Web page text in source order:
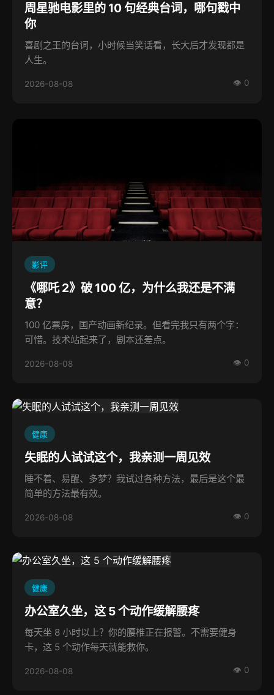
周星驰电影里的 10 句经典台词，哪句戳中
你
喜剧之王的台词，小时候当笑话看，长大后才发现都是
人生。
2026-08-08 👁 0
影评
《哪吒 2》破 100 亿，为什么我还是不满
意？
100 亿票房，国产动画新纪录。但看完我只有两个字：
可惜。技术站起来了，剧本还差点。
2026-08-08 👁 0
健康
失眠的人试试这个，我亲测一周见效
睡不着、易醒、多梦？我试过各种方法，最后是这个最
简单的方法最有效。
2026-08-08 👁 0
健康
办公室久坐，这 5 个动作缓解腰疼
每天坐 8 小时以上？你的腰椎正在报警。不需要健身
卡，这 5 个动作每天就能救你。
2026-08-08 👁 0